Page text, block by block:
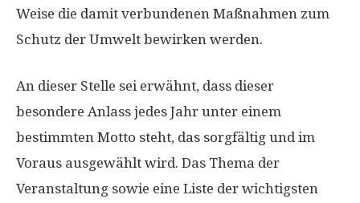
Weise die damit verbundenen Maßnahmen zum
Schutz der Umwelt bewirken werden.
An dieser Stelle sei erwähnt, dass dieser
besondere Anlass jedes Jahr unter einem
bestimmten Motto steht, das sorgfältig und im
Voraus ausgewählt wird. Das Thema der
Veranstaltung sowie eine Liste der wichtigsten